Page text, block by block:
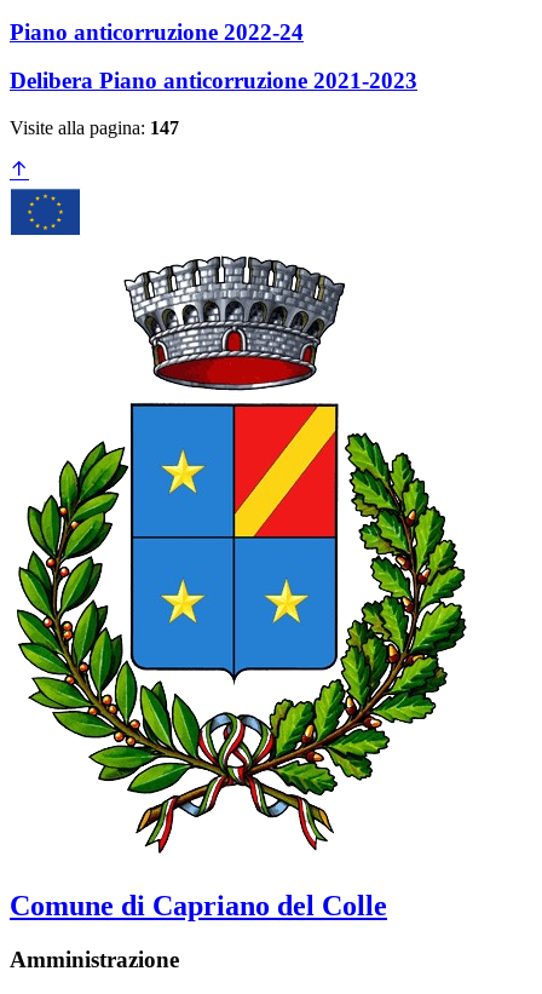
Piano anticorruzione 2022-24
Delibera Piano anticorruzione 2021-2023
Visite alla pagina: 147
Comune di Capriano del Colle
Amministrazione